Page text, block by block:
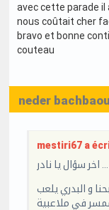
avec cette parade il
nous coûtait cher
bravo et bonne
couteau
neder
mestiri67 a
و البدري يلعب
في ملاعبية